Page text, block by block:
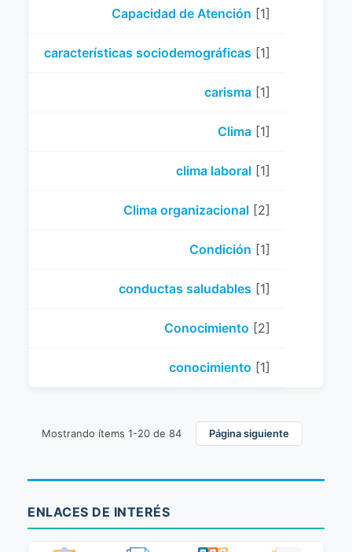
Capacidad de Atención [1]
características sociodemográficas [1]
carisma [1]
Clima [1]
clima laboral [1]
Clima organizacional [2]
Condición [1]
conductas saludables [1]
Conocimiento [2]
conocimiento [1]
Mostrando ítems 1-20 de 84 Página siguiente
ENLACES DE INTERÉS